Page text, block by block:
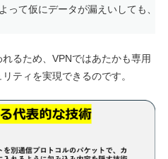
って仮にデータが漏えいしても、
るため、VPNではあたかも専用
ティを実現できるのです。